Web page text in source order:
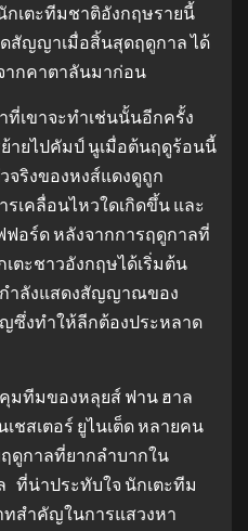
เตะทีมชาติอังกฤษรายนี้
สัญญาเมื่อสิ้นสุดฤดูกาล ได้
ากคาตาลันมาก่อน
ที่เขาจะทำเช่นนั้นอีกครั้ง
ายไปคัมป์ นูเมื่อต้นฤดูร้อนนี้
จริงของหงส์แดงดูถูก
เคลื่อนไหวใดเกิดขึ้น และ
อร์ด หลังจากการฤดูกาลที่
ตะชาวอังกฤษได้เริ่มต้น
ำลังแสดงสัญญาณของ
ซึ่งทำให้ลีกต้องประหลาด
คุมทีมของหลุยส์ ฟาน ฮาล
ชสเตอร์ ยูไนเต็ด หลายคน
ดูกาลที่ยากลำบากใน
ที่น่าประทับใจ นักเตะทีม
สำคัญในการแสวงหา